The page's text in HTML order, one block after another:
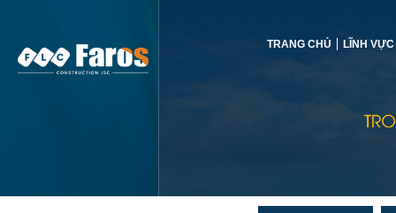
TRANG CHỦ LĨNH